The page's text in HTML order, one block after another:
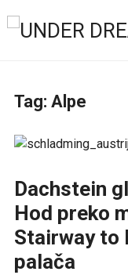
Tag: Alpe
Dachstein
Hod preko
Stairway to
palača